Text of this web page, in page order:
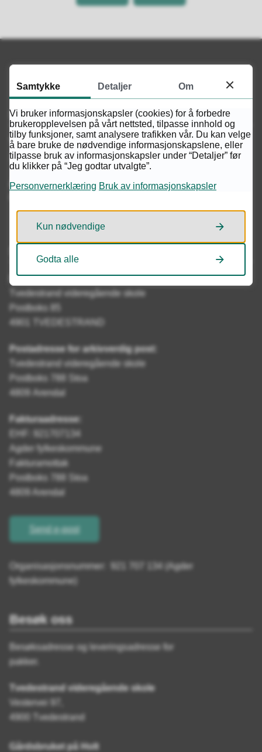
Servicetorget
Telefon
37 19 66 50
Åpningstider
Postadresse for brev og tidsskrift
Tvedestrand videregående skole
Postboks 85
4901 TVEDESTRAND
Postadresse for arkivverdig post:
Tvedestrand videregående skole
Postboks 788 Stoa
4809 Arendal
Fakturaadresse:
EHF: 921707134
Agder fylkeskommune
Fakturamottak
Postboks 788 Stoa
4809 Arendal
Send e-post
Organisasjonsnummer: 921 707 134 (Agder
fylkeskommune)
Besøk oss
Besøksadresse og leveringsadresse for
pakker.
Tvedestrand videregående skole
Vestervei 97,
4900 Tvedestrand
Gårdsbruket på Holt
Samtykke Detaljer Om
Vi bruker informasjonskapsler (cookies) for å forbedre
brukeropplevelsen på vårt nettsted, tilpasse innhold og
tilby funksjoner, samt analysere trafikken vår. Du kan velge
å bare bruke de nødvendige informasjonskapslene, eller
tilpasse bruk av informasjonskapsler under “Detaljer” før
du klikker på “Jeg godtar utvalgte”.
Personvernerklæring Bruk av informasjonskapsler
Kun nødvendige
Godta alle